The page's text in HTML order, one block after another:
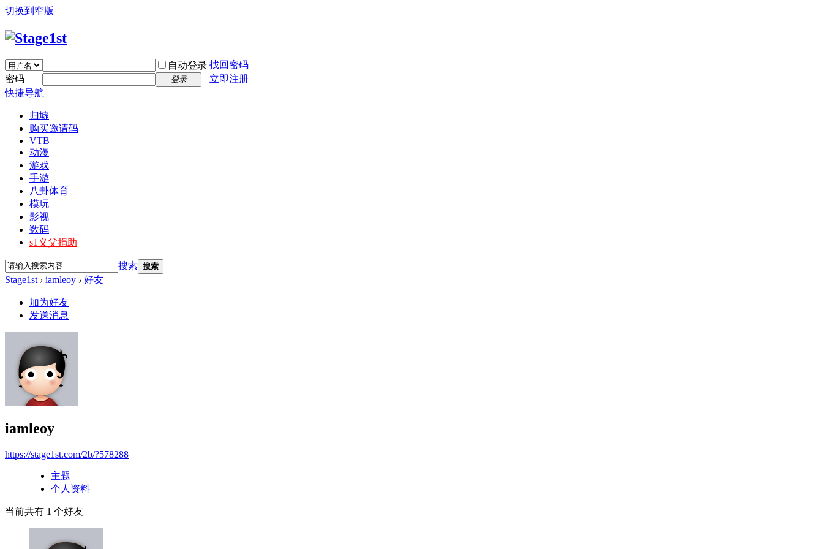
切换到窄版
自动登录 找回密码
密码
登录
立即注册
快捷导航
归墟
购买邀请码
VTB
动漫
游戏
手游
八卦体育
模玩
影视
数码
s1义父捐助
搜索 搜索
Stage1st › iamleoy › 好友
加为好友
发送消息
iamleoy
https://stage1st.com/2b/?578288
主题
个人资料
当前共有 1 个好友